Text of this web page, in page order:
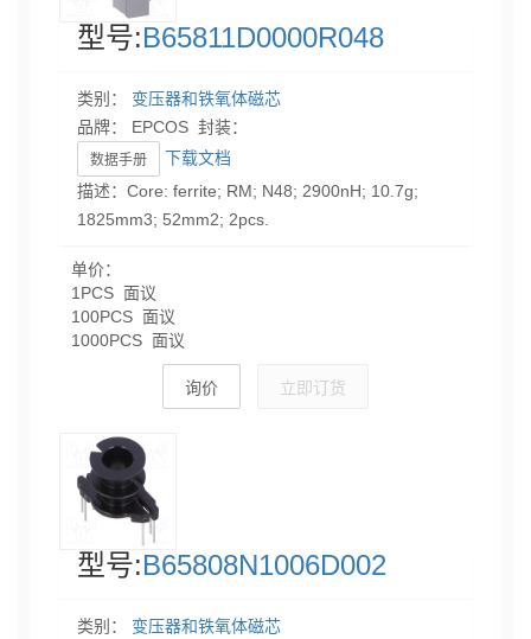
型号:B65811D0000R048
类别： 变压器和铁氧体磁芯
品牌： EPCOS 封装：
数据手册
下载文档
描述：Core: ferrite; RM; N48; 2900nH; 10.7g;
1825mm3; 52mm2; 2pcs.
单价：
1PCS 面议
100PCS 面议
1000PCS 面议
询价 立即订货
型号:B65808N1006D002
类别： 变压器和铁氧体磁芯